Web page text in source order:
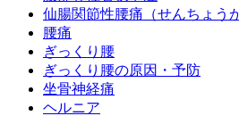
仙腸関節性腰痛（せんちょう
腰痛
ぎっくり腰
ぎっくり腰の原因・予防
坐骨神経痛
ヘルニア